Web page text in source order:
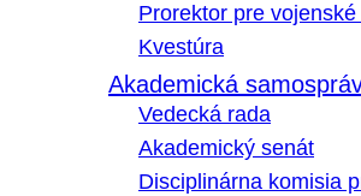
Prorektor pre vojenské
Kvestúra
Akademická
Vedecká rada
Akademický senát
Disciplinárna komisia